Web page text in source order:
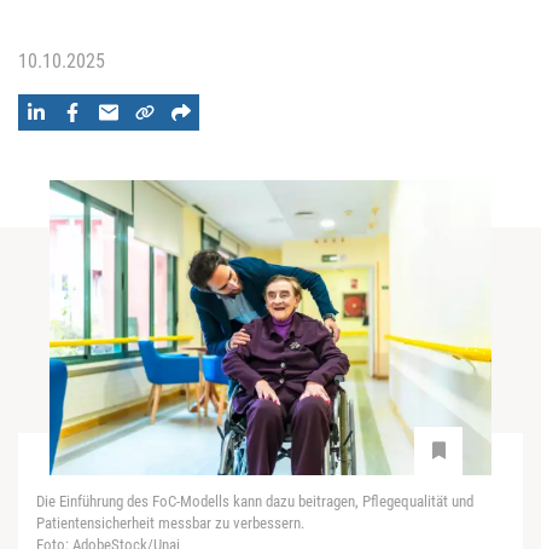
10.10.2025
Die Einführung des FoC-Modells kann dazu beitragen, Pflegequalität und
Patientensicherheit messbar zu verbessern.
Foto: AdobeStock/Unai